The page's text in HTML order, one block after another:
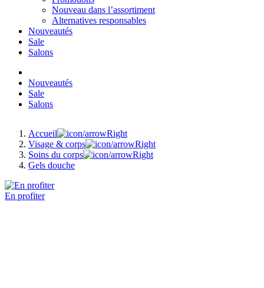
Nouveau dans l’assortiment
Alternatives responsables
Nouveautés
Sale
Salons
Nouveautés
Sale
Salons
Accueil
Visage & corps
Soins du corps
Gels douche
En profiter